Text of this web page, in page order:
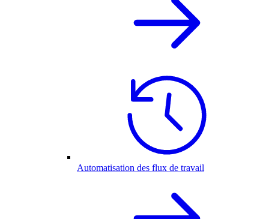
Automatisation des flux de travail